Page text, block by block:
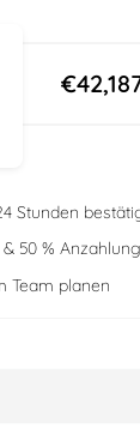
Stunden
50 %
Team planen